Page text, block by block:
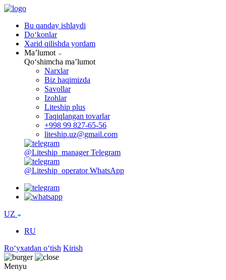
Bu qanday ishlaydi
Doʻkonlar
Xarid qilishda yordam
Maʼlumot
Qoʻshimcha maʼlumot
Narxlar
Biz haqimizda
Savollar
Izohlar
Liteship plus
Taqiqlangan tovarlar
+998 99 827-65-56
liteship.uz@gmail.com
@Liteship_manager Telegram
@Liteship_operator WhatsApp
UZ
RU
Roʻyxatdan oʻtish Kirish
Menyu